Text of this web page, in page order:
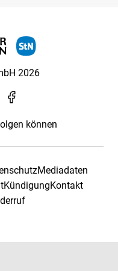
2026
können
Mediadaten
KündigungKontakt